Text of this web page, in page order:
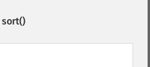
sort()